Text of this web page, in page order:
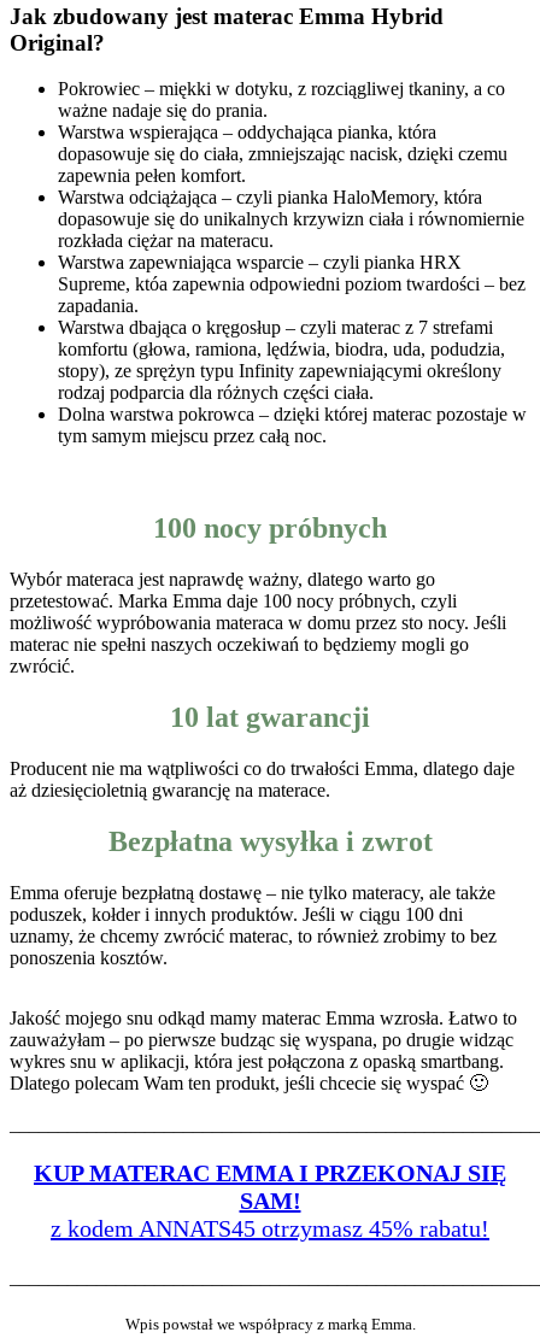
Jak zbudowany jest materac Emma Hybrid
Original?
Pokrowiec – miękki w dotyku, z rozciągliwej tkaniny, a co
ważne nadaje się do prania.
Warstwa wspierająca – oddychająca pianka, która
dopasowuje się do ciała, zmniejszając nacisk, dzięki czemu
zapewnia pełen komfort.
Warstwa odciążająca – czyli pianka HaloMemory, która
dopasowuje się do unikalnych krzywizn ciała i równomiernie
rozkłada ciężar na materacu.
Warstwa zapewniająca wsparcie – czyli pianka HRX
Supreme, któa zapewnia odpowiedni poziom twardości – bez
zapadania.
Warstwa dbająca o kręgosłup – czyli materac z 7 strefami
komfortu (głowa, ramiona, lędźwia, biodra, uda, podudzia,
stopy), ze sprężyn typu Infinity zapewniającymi określony
rodzaj podparcia dla różnych części ciała.
Dolna warstwa pokrowca – dzięki której materac pozostaje w
tym samym miejscu przez całą noc.
100 nocy próbnych
Wybór materaca jest naprawdę ważny, dlatego warto go
przetestować. Marka Emma daje 100 nocy próbnych, czyli
możliwość wypróbowania materaca w domu przez sto nocy. Jeśli
materac nie spełni naszych oczekiwań to będziemy mogli go
zwrócić.
10 lat gwarancji
Producent nie ma wątpliwości co do trwałości Emma, dlatego daje
aż dziesięcioletnią gwarancję na materace.
Bezpłatna wysyłka i zwrot
Emma oferuje bezpłatną dostawę – nie tylko materacy, ale także
poduszek, kołder i innych produktów. Jeśli w ciągu 100 dni
uznamy, że chcemy zwrócić materac, to również zrobimy to bez
ponoszenia kosztów.
Jakość mojego snu odkąd mamy materac Emma wzrosła. Łatwo to
zauważyłam – po pierwsze budząc się wyspana, po drugie widząc
wykres snu w aplikacji, która jest połączona z opaską smartbang.
Dlatego polecam Wam ten produkt, jeśli chcecie się wyspać 🙂
KUP MATERAC EMMA I PRZEKONAJ SIĘ
SAM!
z kodem ANNATS45 otrzymasz 45% rabatu!
Wpis powstał we współpracy z marką Emma.